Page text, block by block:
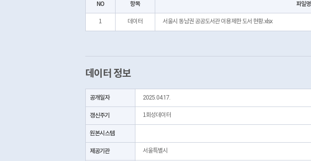
NO 항목 파일명
1 데이터 서울시 동남권 공공도서관 이용제한 도서 현황.xlsx
데이터 정보
공개일자 2025.04.17.
갱신주기 1회성데이터
원본시스템
제공기관 서울특별시